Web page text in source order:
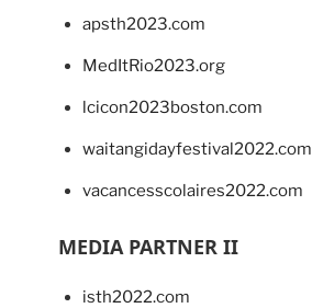
apsth2023.com
MedItRio2023.org
lcicon2023boston.com
waitangidayfestival2022.com
vacancesscolaires2022.com
MEDIA PARTNER II
isth2022.com